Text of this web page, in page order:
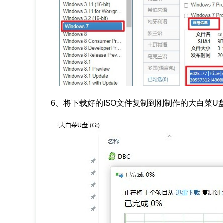
6、将下载好的ISO文件复制到刚制作的大白菜U